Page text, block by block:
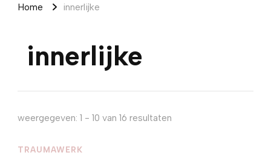
Home innerlijke
innerlijke
weergegeven: 1 - 10 van 16 resultaten
TRAUMAWERK